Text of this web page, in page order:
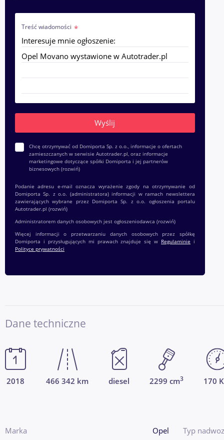
Treść wiadomości
Chcę otrzymywać od Domiporta Sp. z o.o., informacje o ofertach
zamieszczanych w serwisie Autotrader.pl, oraz informacje
marketingowe dotyczące spółki Domiporta i jej partnerów
biznesowych (rozwiń)
Podanie adresu e-mail oznacza wyrażenie zgody na otrzymywanie od
Domiporta Sp. z o.o. (administratora) informacji w ramach newslettera
zawierających wybrane przez Domiporta Sp. z o.o. ogłoszenia portalu
Autotrader.pl (rozwiń)
Administratorem danych osobowych jest ogłoszeniodawca (rozwiń)
Więcej informacji o przetwarzaniu danych osobowych przez spółkę
Domiporta i przysługujących mi prawach znajduje się w Regulaminie i
Polityce prywatności
Dane techniczne
2018 466 342 km diesel 2299 cm3 170
Marka
Opel
Typ